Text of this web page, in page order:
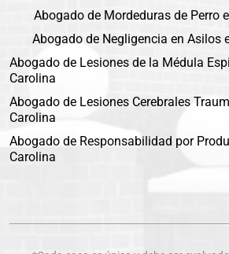
Abogado de Mordeduras de Perro
Abogado de Negligencia en Asilos
Abogado de Lesiones de la Médula
Carolina
Abogado de Lesiones Cerebrales
Carolina
Abogado de Responsabilidad por
Carolina